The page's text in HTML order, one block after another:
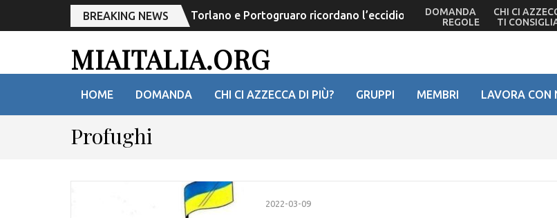
BREAKING NEWS Torlano e Portogruaro ricordano l’eccidio del ’44 – Ma De Bortoli non
DOMANDA CHI CI
REGOLE
TI
MIAITALIA.ORG
HOME DOMANDA CHI CI AZZECCA DI PIÙ? GRUPPI MEMBRI LAVORA CON
Profughi
2022-03-09